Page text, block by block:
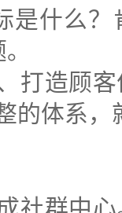
是什么
打造顾
的体系，
社群中